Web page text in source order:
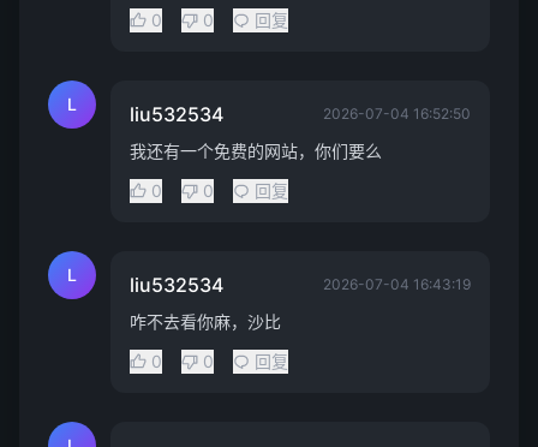
0
0 回复
L liu532534 2026-07-04 16:52:50
我还有一个免费的网站，你们要么
0
0 回复
L liu532534 2026-07-04 16:43:19
咋不去看你麻，沙比
0
0 回复